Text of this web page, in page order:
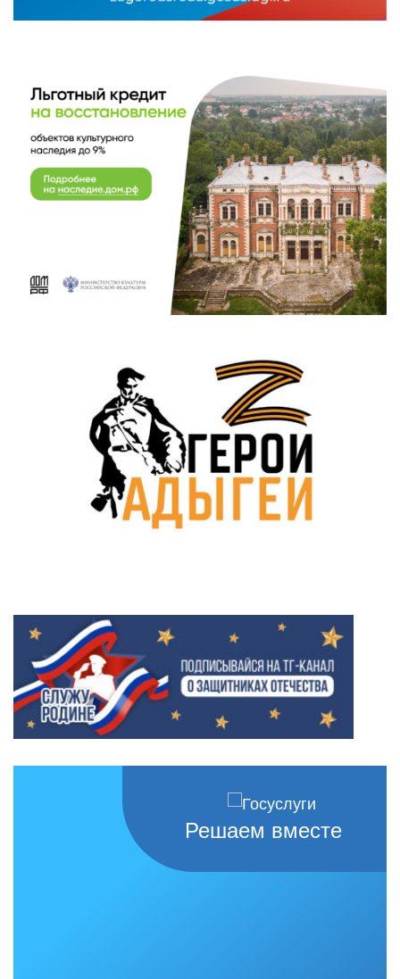
Решаем вместе